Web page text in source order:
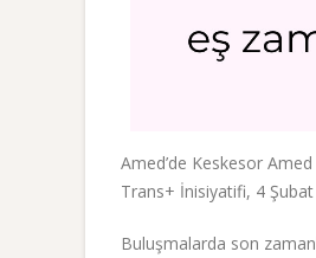
Amed’de Keskesor
Trans+ İnisiyatifi, 4
Buluşmalarda son